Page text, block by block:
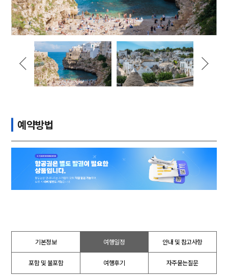
예약방법
기본정보 여행일정 안내 및 참고사항
포함 및 불포함 여행후기 자주묻는질문